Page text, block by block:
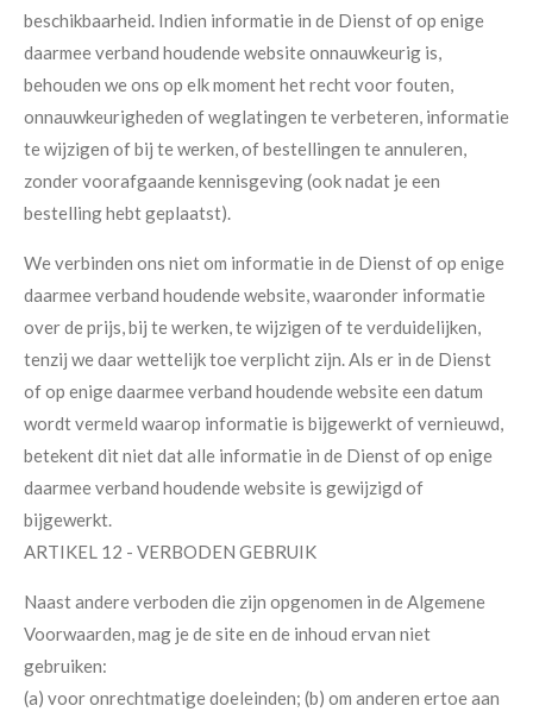
beschikbaarheid. Indien informatie in de Dienst of op enige
daarmee verband houdende website onnauwkeurig is,
behouden we ons op elk moment het recht voor fouten,
onnauwkeurigheden of weglatingen te verbeteren, informatie
te wijzigen of bij te werken, of bestellingen te annuleren,
zonder voorafgaande kennisgeving (ook nadat je een
bestelling hebt geplaatst).
We verbinden ons niet om informatie in de Dienst of op enige
daarmee verband houdende website, waaronder informatie
over de prijs, bij te werken, te wijzigen of te verduidelijken,
tenzij we daar wettelijk toe verplicht zijn. Als er in de Dienst
of op enige daarmee verband houdende website een datum
wordt vermeld waarop informatie is bijgewerkt of vernieuwd,
betekent dit niet dat alle informatie in de Dienst of op enige
daarmee verband houdende website is gewijzigd of
bijgewerkt.
ARTIKEL 12 - VERBODEN GEBRUIK
Naast andere verboden die zijn opgenomen in de Algemene
Voorwaarden, mag je de site en de inhoud ervan niet
gebruiken:
(a) voor onrechtmatige doeleinden; (b) om anderen ertoe aan